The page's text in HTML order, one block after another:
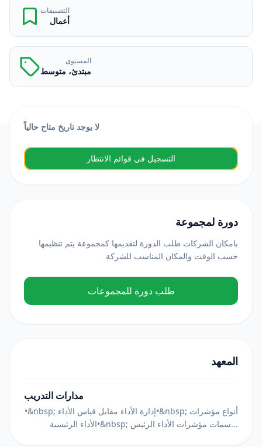
التصنيفات
أعمال
المستوى
مبتدئ، متوسط
لا يوجد تاريخ متاح حالياً
التسجيل في قوائم الانتظار
دورة لمجموعة
بامكان الشركات طلب الدورة لتقديمها كمجموعة يتم تنظيمها
حسب الوقت والمكان المناسب للشركة
طلب دورة للمجموعات
المعهد
مدارات التدريب
•&nbsp; إدارة الأداء مقابل قياس الأداء•&nbsp; أنواع مؤشرات
الأداء الرئيسية•&nbsp; سمات مؤشرات الأداء الرئيس...